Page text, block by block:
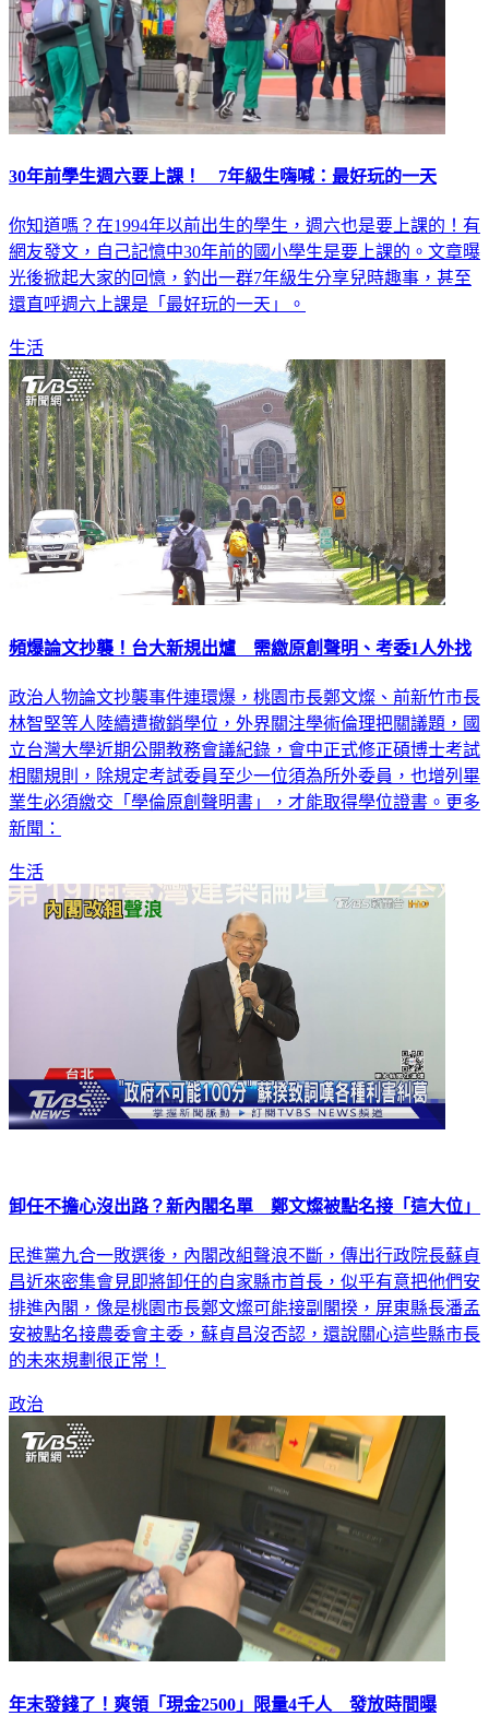
30年前學生週六要上課！ 7年級生嗨喊：最好玩的一天
你知道嗎？在1994年以前出生的學生，週六也是要上課的！有
網友發文，自己記憶中30年前的國小學生是要上課的。文章曝
光後掀起大家的回憶，釣出一群7年級生分享兒時趣事，甚至
還直呼週六上課是「最好玩的一天」。
生活
頻爆論文抄襲！台大新規出爐 需繳原創聲明、考委1人外找
政治人物論文抄襲事件連環爆，桃園市長鄭文燦、前新竹市長
林智堅等人陸續遭撤銷學位，外界關注學術倫理把關議題，國
立台灣大學近期公開教務會議紀錄，會中正式修正碩博士考試
相關規則，除規定考試委員至少一位須為所外委員，也增列畢
業生必須繳交「學倫原創聲明書」，才能取得學位證書。更多
新聞：
生活
卸任不擔心沒出路？新內閣名單 鄭文燦被點名接「這大位」
民進黨九合一敗選後，內閣改組聲浪不斷，傳出行政院長蘇貞
昌近來密集會見即將卸任的自家縣市首長，似乎有意把他們安
排進內閣，像是桃園市長鄭文燦可能接副閣揆，屏東縣長潘孟
安被點名接農委會主委，蘇貞昌沒否認，還說關心這些縣市長
的未來規劃很正常！
政治
年末發錢了！爽領「現金2500」限量4千人 發放時間曝